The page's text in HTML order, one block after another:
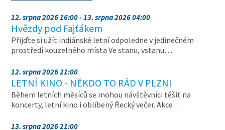
12. srpna 2026 16:00 - 13. srpna 2026 04:00
Hvězdy pod Fajťákem
Přijďte si užít indiánské letní odpoledne v jedinečném
prostředí kouzelného místa Ve stanu, vstanu…
12. srpna 2026 21:00
LETNÍ KINO - NĚKDO TO RÁD V PLZNI
Během letních měsíců se mohou návštěvníci těšit na
koncerty, letní kino i oblíbený Řecký večer. Akce…
13. srpna 2026 21:00